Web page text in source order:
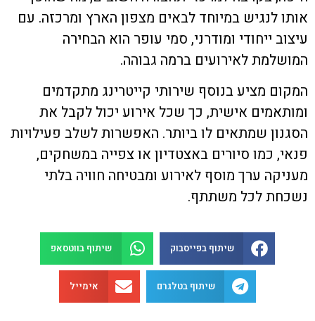
אותו לנגיש במיוחד לבאים מצפון הארץ ומרכזה. עם
עיצוב ייחודי ומודרני, סמי עופר הוא הבחירה
המושלמת לאירועים ברמה גבוהה.
המקום מציע בנוסף שירותי קייטרינג מתקדמים
ומותאמים אישית, כך שכל אירוע יכול לקבל את
הסגנון שמתאים לו ביותר. האפשרות לשלב פעילויות
פנאי, כמו סיורים באצטדיון או צפייה במשחקים,
מעניקה ערך מוסף לאירוע ומבטיחה חוויה בלתי
נשכחת לכל משתתף.
שיתוף בפייסבוק שיתוף בווטסאפ
שיתוף בטלגרם אימייל